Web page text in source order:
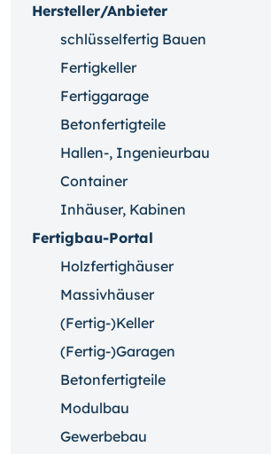
Hersteller/Anbieter
schlüsselfertig Bauen
Fertigkeller
Fertiggarage
Betonfertigteile
Hallen-, Ingenieurbau
Container
Inhäuser, Kabinen
Fertigbau-Portal
Holzfertighäuser
Massivhäuser
(Fertig-)Keller
(Fertig-)Garagen
Betonfertigteile
Modulbau
Gewerbebau